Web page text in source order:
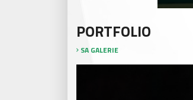
PORTFOLIO
SA GALERIE